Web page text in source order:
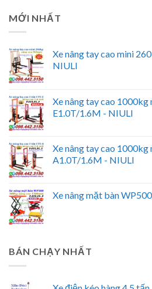
MỚI NHẤT
Xe nâng tay cao mini
NIULI
Xe nâng tay cao 1000kg
E1.0T/1.6M - NIULI
Xe nâng tay cao 1000kg
A1.0T/1.6M - NIULI
Xe nâng mặt bàn
BÁN CHẠY NHẤT